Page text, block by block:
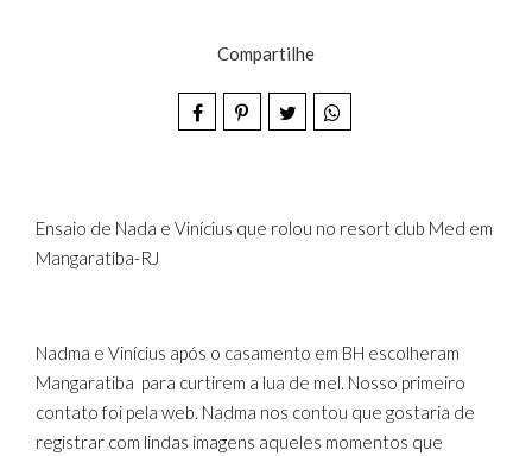
Compartilhe
Ensaio de Nada e Vinícius que rolou no resort club Med em
Mangaratiba-RJ
Nadma e Vinícius após o casamento em BH escolheram
Mangaratiba para curtirem a lua de mel. Nosso primeiro
contato foi pela web. Nadma nos contou que gostaria de
registrar com lindas imagens aqueles momentos que